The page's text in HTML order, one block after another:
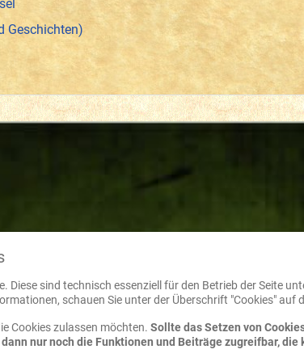
Geschichten)
Diese sind technisch essenziell für den Betrieb der Seite
schauen Sie unter der Überschrift "Cookies" auf
Cookies zulassen möchten. Sollte das Setzen von
nur noch die Funktionen und Beiträge zugreifbar,